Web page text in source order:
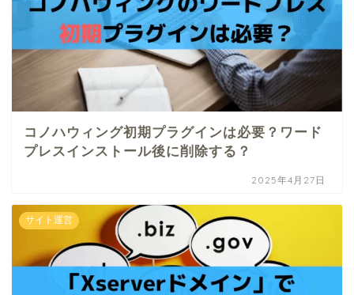
コノハウィング初期プラグインは必要？ワード
プレスインストール後に削除する？
2025年4月27日
サイト運営